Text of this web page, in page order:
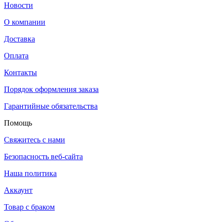
Новости
О компании
Доставка
Оплата
Контакты
Порядок оформления заказа
Гарантийные обязательства
Помощь
Свяжитесь с нами
Безопасность веб-сайта
Наша политика
Аккаунт
Товар с браком